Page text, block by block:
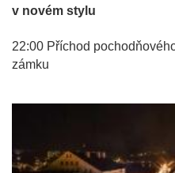
v novém stylu
22:00 Příchod
zámku